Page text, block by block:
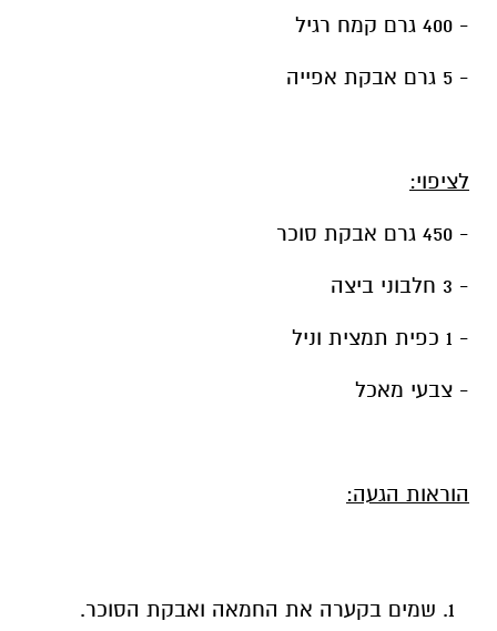
- 400 גרם קמח רגיל
- 5 גרם אבקת אפייה
לציפוי:
- 450 גרם אבקת סוכר
- 3 חלבוני ביצה
- 1 כפית תמצית וניל
- צבעי מאכל
הוראות הגעה:
שמים בקערה את החמאה ואבקת הסוכר.